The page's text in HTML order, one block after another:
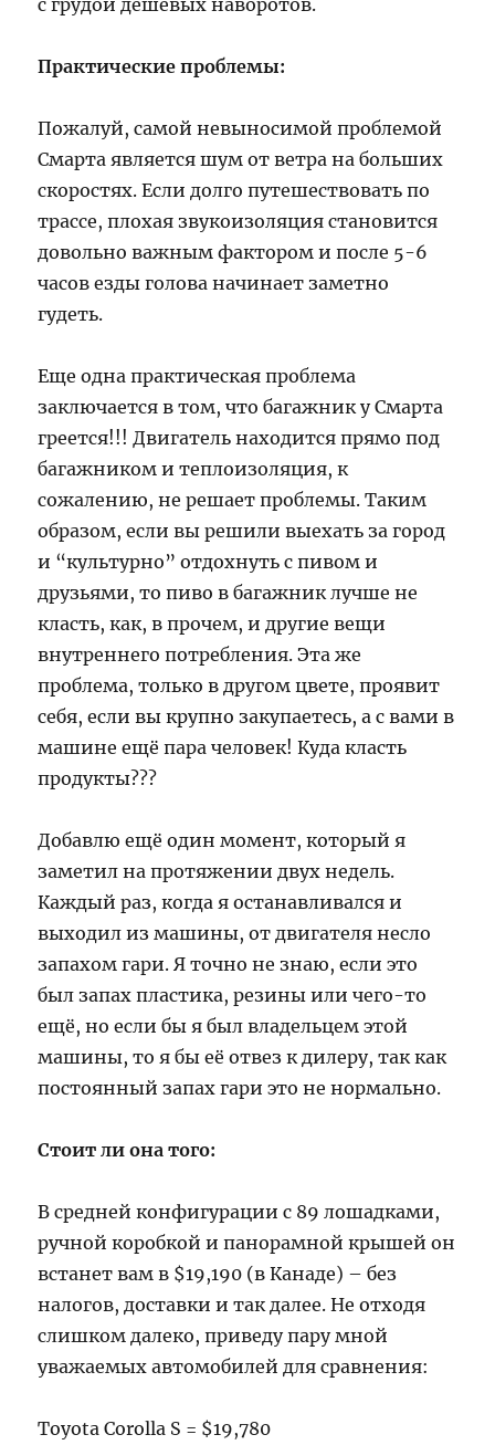
с грудой дешевых наворотов.
Практические проблемы:
Пожалуй, самой невыносимой проблемой
Смарта является шум от ветра на больших
скоростях. Если долго путешествовать по
трассе, плохая звукоизоляция становится
довольно важным фактором и после 5-6
часов езды голова начинает заметно
гудеть.
Еще одна практическая проблема
заключается в том, что багажник у Смарта
греется!!! Двигатель находится прямо под
багажником и теплоизоляция, к
сожалению, не решает проблемы. Таким
образом, если вы решили выехать за город
и “культурно” отдохнуть с пивом и
друзьями, то пиво в багажник лучше не
класть, как, в прочем, и другие вещи
внутреннего потребления. Эта же
проблема, только в другом цвете, проявит
себя, если вы крупно закупаетесь, а с вами в
машине ещё пара человек! Куда класть
продукты???
Добавлю ещё один момент, который я
заметил на протяжении двух недель.
Каждый раз, когда я останавливался и
выходил из машины, от двигателя несло
запахом гари. Я точно не знаю, если это
был запах пластика, резины или чего-то
ещё, но если бы я был владельцем этой
машины, то я бы её отвез к дилеру, так как
постоянный запах гари это не нормально.
Стоит ли она того:
В средней конфигурации с 89 лошадками,
ручной коробкой и панорамной крышей он
встанет вам в $19,190 (в Канаде) – без
налогов, доставки и так далее. Не отходя
слишком далеко, приведу пару мной
уважаемых автомобилей для сравнения:
Toyota Corolla S = $19,780